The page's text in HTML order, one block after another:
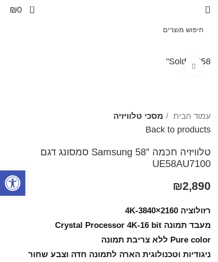
0
₪0
Sold out58"
Click to enlarge
עמוד הבית מסכי טלוויזיה
Back to products
טלוויזיה חכמה 58″ Samsung​ סמסונג דגם
UE58AU7100
₪2,890
רזולוציה 4K-3840×2160
מעבד תמונה Crystal Processor 4K-16 bit
Pure color ללא צריבת תמונה
ניגודיות וטכנולוגית הארה לתמונה חדה וצבע שחור
פתח